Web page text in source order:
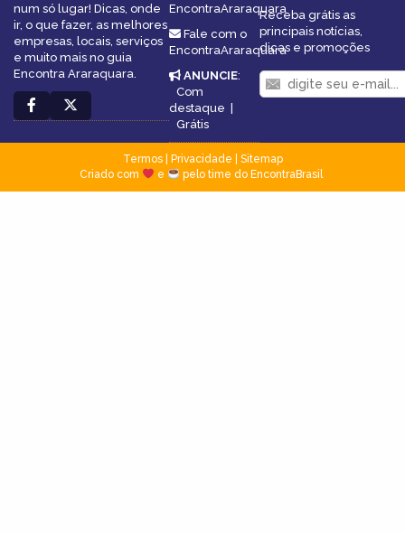
num só lugar! Dicas, onde
ir, o que fazer, as melhores
empresas, locais, serviços
e muito mais no guia
Encontra Araraquara.
EncontraAraraquara
Fale com o
EncontraAraraquara
ANUNCIE:
Com
destaque |
Grátis
Receba grátis as
principais notícias,
dicas e promoções
Termos| Privacidade
Sitemap
Criado com
e pelo time do EncontraBrasil